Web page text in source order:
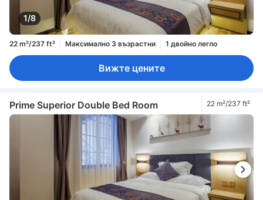
1/8
22 m²/237 ft² Максимално 3 възрастни 1 двойно легло
Вижте цените
Prime Superior Double Bed Room 22 m²/237 ft²